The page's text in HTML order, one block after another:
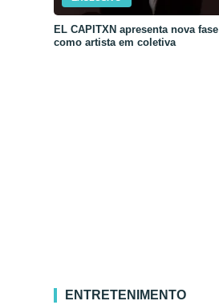
EL CAPITXN apresenta nova fase
como artista em coletiva
ENTRETENIMENTO